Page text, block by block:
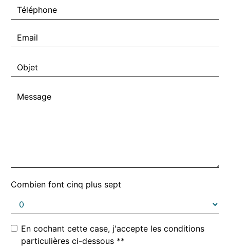
Combien font cinq plus sept
En cochant cette case, j'accepte les conditions
particulières ci-dessous **